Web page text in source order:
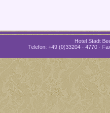
Hotel Stadt
Telefon: +49 (0)33204 - 4770 ·